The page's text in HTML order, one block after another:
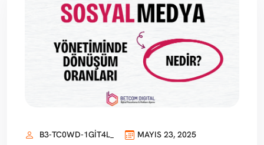
B3-TC0WD-1GIT4L_
MAYIS 23, 2025